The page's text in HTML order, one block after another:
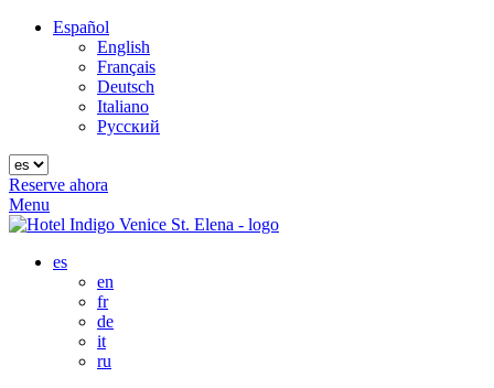
Español
English
Français
Deutsch
Italiano
Русский
Reserve ahora
Menu
es
en
fr
de
it
ru